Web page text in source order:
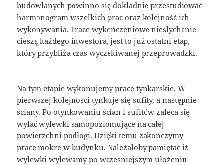
budowlanych powinno się dokładnie przestudiować
harmonogram wszelkich prac oraz kolejność ich
wykonywania. Prace wykończeniowe niesłychanie
cieszą każdego inwestora, jest to już ostatni etap,
który przybliża czas wyczekiwanej przeprowadzki.
Na tym etapie wykonujemy prace tynkarskie. W
pierwszej kolejności tynkuje się sufity, a następnie
ściany. Po otynkowaniu ścian i sufitów zaleca się
wylać wylewki samopoziomujące na całej
powierzchni podłogi. Dzięki temu zakończymy
prace mokre w budynku. Należałoby pamiętać iż
wylewki wylewamy po wcześniejszym ułożeniu